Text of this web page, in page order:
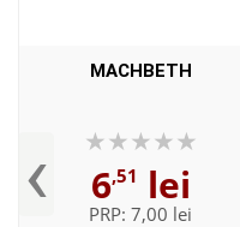
‹
MACHBETH
6,51 lei
PRP: 7,00 lei